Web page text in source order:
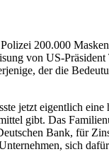
200.000
von US-
der die
jetzt eigentlich
gibt. Das
Bank, für
sich